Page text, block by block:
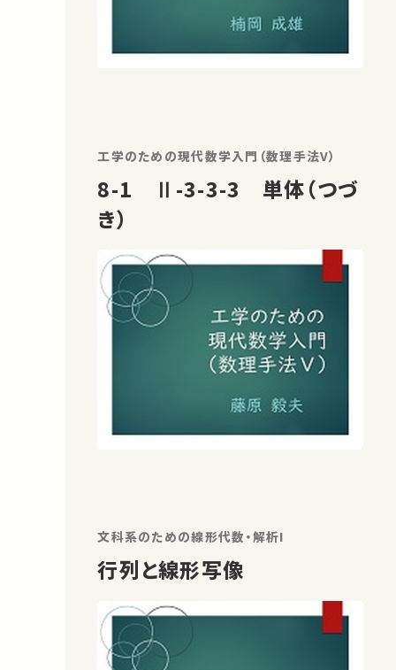
工学のための現代数学入門（数理手法V）
8-1 Ⅱ-3-3-3 単体（つづ
き）
文科系のための線形代数・解析I
行列と線形写像